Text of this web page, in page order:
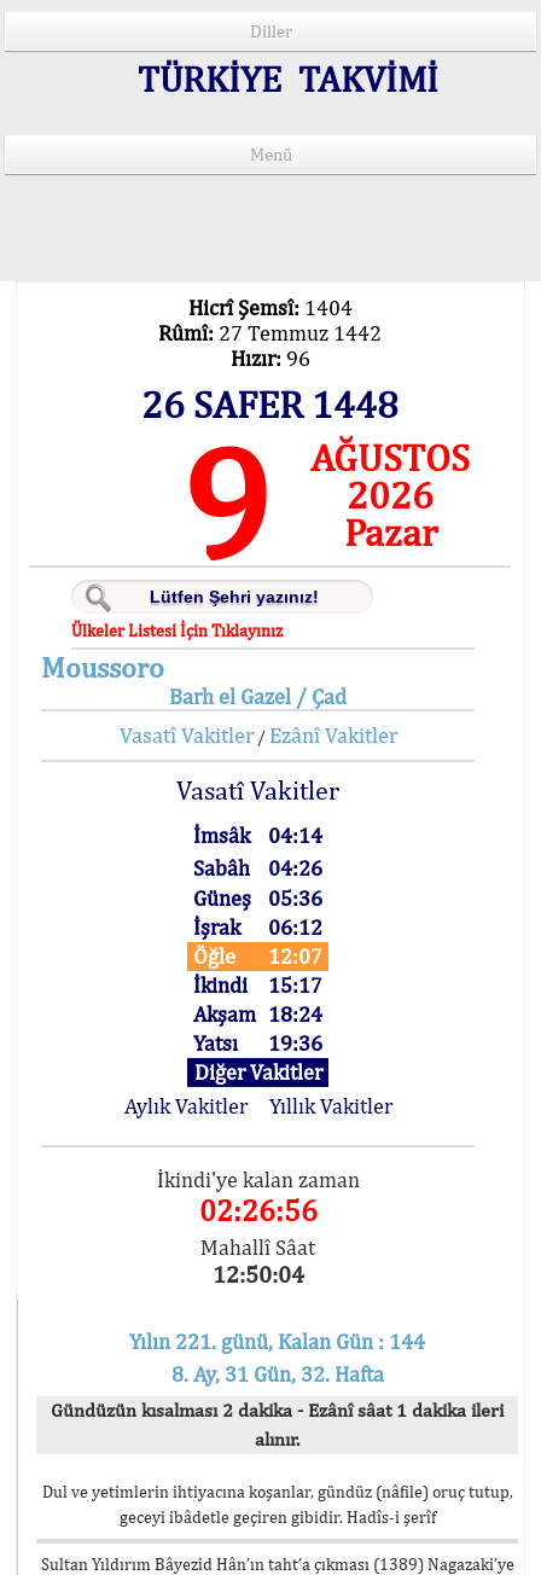
Diller
TÜRKİYE TAKVİMİ
Menü
Hicrî Şemsî: 1404
Rûmî: 27 Temmuz 1442
Hızır: 96
26 SAFER 1448
9
AĞUSTOS
2026
Pazar
Ülkeler Listesi İçin Tıklayınız
Moussoro
Barh el Gazel / Çad
Vasatî Vakitler/ Ezânî Vakitler
Vasatî Vakitler
İmsâk
04:14
Sabâh
04:26
Güneş
05:36
İşrak
06:12
Öğle
12:07
İkindi
15:17
Akşam 18:24
Yatsı
19:36
Diğer Vakitler
Aylık Vakitler
Yıllık Vakitler
İkindi'ye kalan zaman
02:26:56
Mahallî Sâat
12:50:04
Yılın 221. günü, Kalan Gün : 144
8. Ay, 31 Gün, 32. Hafta
Gündüzün kısalması 2 dakika - Ezânî sâat 1 dakika ileri
alınır.
Dul ve yetimlerin ihtiyacına koşanlar, gündüz (nâfile) oruç tutup,
geceyi ibâdetle geçiren gibidir. Hadîs-i şerîf
Sultan Yıldırım Bâyezid Hân’ın taht’a çıkması (1389) Nagazaki’ye